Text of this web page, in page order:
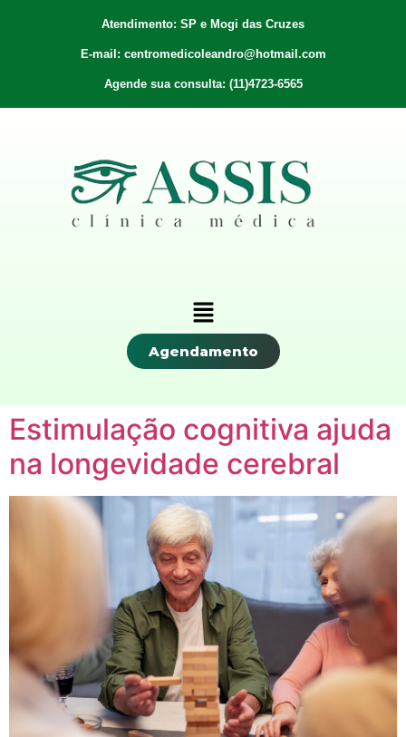
Atendimento: SP e Mogi das Cruzes
E-mail: centromedicoleandro@hotmail.com
Agende sua consulta: (11)4723-6565
Agendamento
Estimulação cognitiva ajuda
na longevidade cerebral